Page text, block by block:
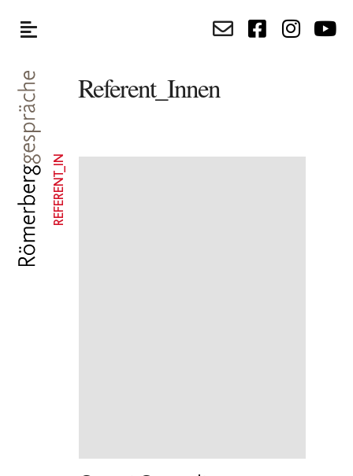
Referent_Innen
REFERENT_IN